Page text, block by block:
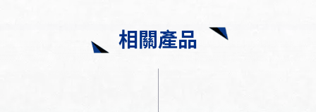
相關產品